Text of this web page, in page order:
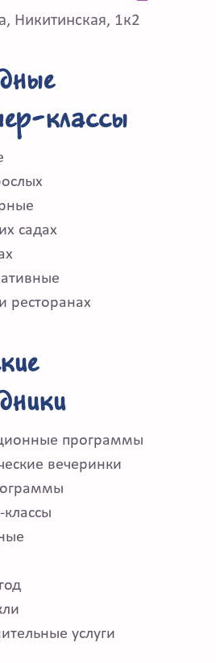
программы
вечеринки
услуги
Никитинская, 1к2
классы
садах
ресторанах